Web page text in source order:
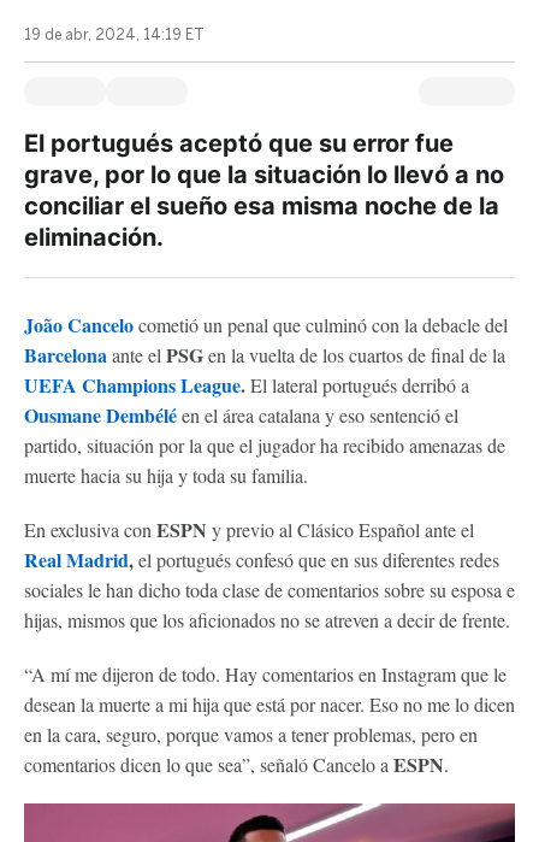
19 de abr, 2024, 14:19 ET
El portugués aceptó que su error fue
grave, por lo que la situación lo llevó a no
conciliar el sueño esa misma noche de la
eliminación.
João Cancelocometió un penal que culminó con la debacle del
Barcelonaante el PSGen la vuelta de los cuartos de final de la
UEFA Champions League.El lateral portugués derribó a
Ousmane Dembéléen el área catalana y eso sentenció el
partido, situación por la que el jugador ha recibido amenazas de
muerte hacia su hija y toda su familia.
En exclusiva con ESPN y previo al Clásico Español ante el
Real Madrid,el portugués confesó que en sus diferentes redes
sociales le han dicho toda clase de comentarios sobre su esposa e
hijas, mismos que los aficionados no se atreven a decir de frente.
“A mí me dijeron de todo. Hay comentarios en Instagram que le
desean la muerte a mi hija que está por nacer. Eso no me lo dicen
en la cara, seguro, porque vamos a tener problemas, pero en
comentarios dicen lo que sea”, señaló Cancelo a ESPN.